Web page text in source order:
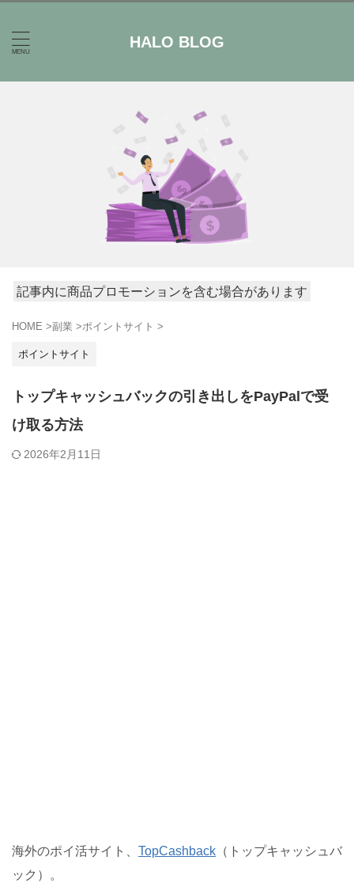
HALO BLOG
記事内に商品プロモーションを含む場合があります
HOME >副業 >ポイントサイト >
ポイントサイト
トップキャッシュバックの引き出しをPayPalで受
け取る方法
2026年2月11日
海外のポイ活サイト、 TopCashback （トップキャッシュバ
ック）。